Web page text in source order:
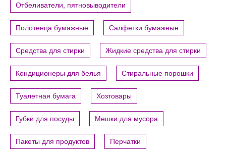
Отбеливатели, пятновыводители
Полотенца бумажные Салфетки бумажные
Средства для стирки Жидкие средства для стирки
Кондиционеры для белья Стиральные порошки
Туалетная бумага Хозтовары
Губки для посуды Мешки для мусора
Пакеты для продуктов Перчатки